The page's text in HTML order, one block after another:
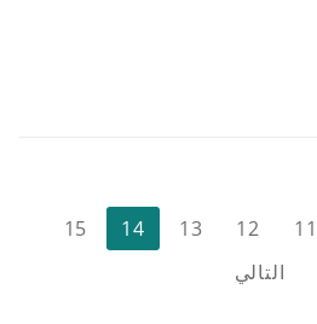
11
12
13
14
15
التالي